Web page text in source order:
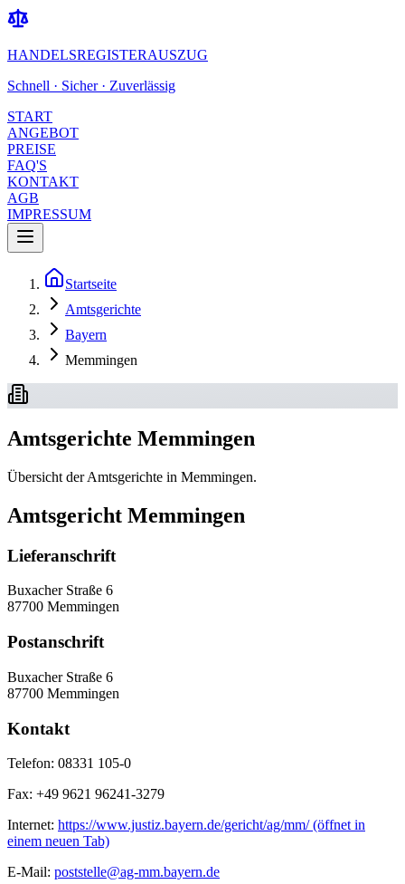
HANDELSREGISTERAUSZUG
Schnell · Sicher · Zuverlässig
START
ANGEBOT
PREISE
FAQ'S
KONTAKT
AGB
IMPRESSUM
Startseite
Amtsgerichte
Bayern
Memmingen
Amtsgerichte Memmingen
Übersicht der Amtsgerichte in Memmingen.
Amtsgericht Memmingen
Lieferanschrift
Buxacher Straße 6
87700 Memmingen
Postanschrift
Buxacher Straße 6
87700 Memmingen
Kontakt
Telefon: 08331 105-0
Fax: +49 9621 96241-3279
Internet: https://www.justiz.bayern.de/gericht/ag/mm/(öffnet in
einem neuen Tab)
E-Mail: poststelle@ag-mm.bayern.de